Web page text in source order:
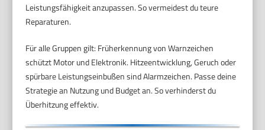
Leistungsfähigkeit anzupassen. So vermeidest du teure
Reparaturen.
Für alle Gruppen gilt: Früherkennung von Warnzeichen
schützt Motor und Elektronik. Hitzeentwicklung, Geruch oder
spürbare Leistungseinbußen sind Alarmzeichen. Passe deine
Strategie an Nutzung und Budget an. So verhinderst du
Überhitzung effektiv.